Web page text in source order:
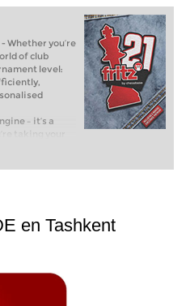
- Whether you’re
of club
level:
– it’s a
taking your
or already
you can
and with a
ever before.
en Tashkent